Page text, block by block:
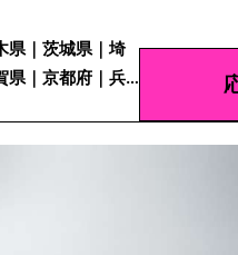
県｜茨城県｜埼
県｜京都府｜兵